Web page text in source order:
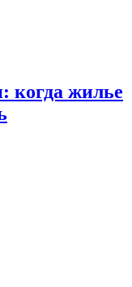
когда жилье